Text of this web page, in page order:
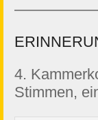
4.
Stimmen,